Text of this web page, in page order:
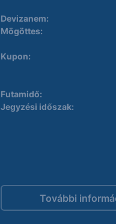
Devizanem:
Mögöttes:
Kupon:
Futamidő:
Jegyzési időszak:
További